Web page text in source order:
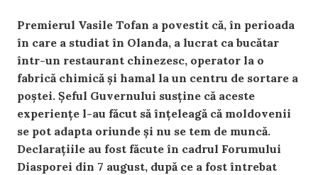
Premierul Vasile Tofan a povestit că, în perioada
în care a studiat în Olanda, a lucrat ca bucătar
într-un restaurant chinezesc, operator la o
fabrică chimică și hamal la un centru de sortare a
poștei. Șeful Guvernului susține că aceste
experiențe l-au făcut să înțeleagă că moldovenii
se pot adapta oriunde și nu se tem de muncă.
Declarațiile au fost făcute în cadrul Forumului
Diasporei din 7 august, după ce a fost întrebat